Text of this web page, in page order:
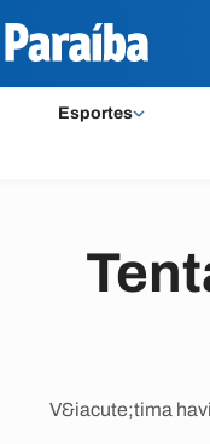
Esportes
V&iacute;tima